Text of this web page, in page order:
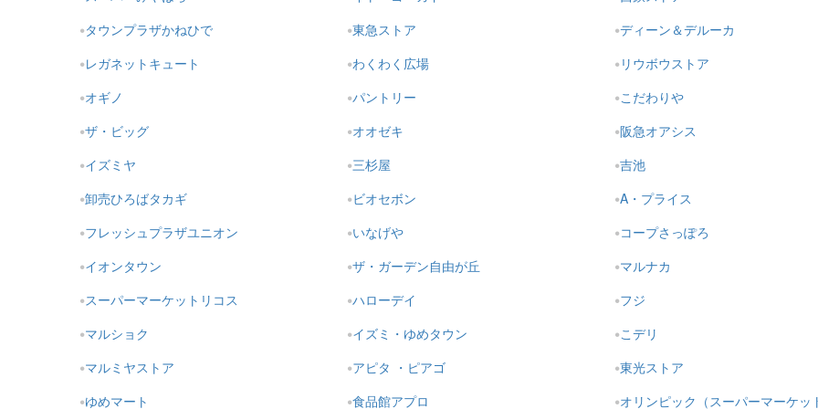
タウンプラザかねひで
東急ストア
ディーン＆デルーカ
レガネットキュート
わくわく広場
リウボウストア
オギノ
パントリー
こだわりや
ザ・ビッグ
オオゼキ
阪急オアシス
イズミヤ
三杉屋
吉池
卸売ひろばタカギ
ビオセボン
A・プライス
フレッシュプラザユニオン
いなげや
コープさっぽろ
イオンタウン
ザ・ガーデン自由が丘
マルナカ
スーパーマーケットリコス
ハローデイ
フジ
マルショク
イズミ・ゆめタウン
こデリ
マルミヤストア
アピタ ・ピアゴ
東光ストア
ゆめマート
食品館アプロ オリンピック（スーパーマーケッ